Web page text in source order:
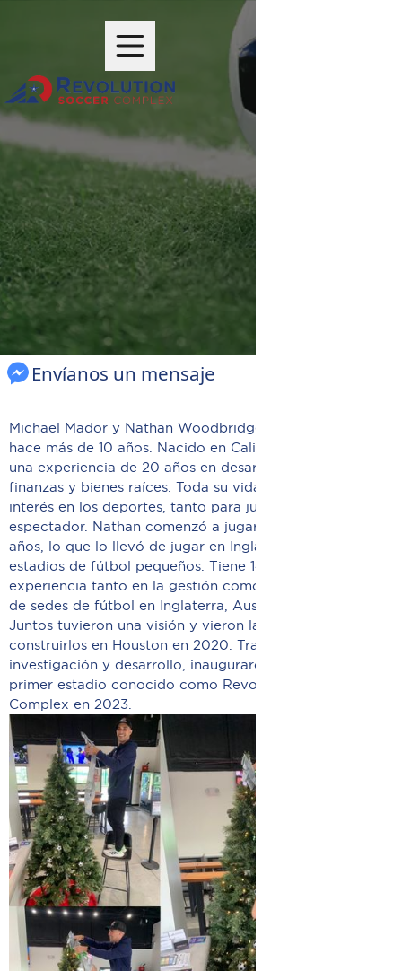
Envíanos un mensaje
Michael Mador y Nathan Woodbridge son amigos desde
hace más de 10 años. Nacido en California, Mike tiene
una experiencia de 20 años en desarrollo empresarial,
finanzas y bienes raíces. Toda su vida ha tenido un gran
interés en los deportes, tanto para jugar como para ser
espectador. Nathan comenzó a jugar al fútbol a los 5
años, lo que lo llevó de jugar en Inglaterra a trabajar en
estadios de fútbol pequeños. Tiene 14 años de
experiencia tanto en la gestión como en la construcción
de sedes de fútbol en Inglaterra, Australia y EE. UU.
Juntos tuvieron una visión y vieron la oportunidad de
construirlos en Houston en 2020. Tras 2 años de
investigación y desarrollo, inauguraron oficialmente el
primer estadio conocido como Revolution Soccer
Complex en 2023.